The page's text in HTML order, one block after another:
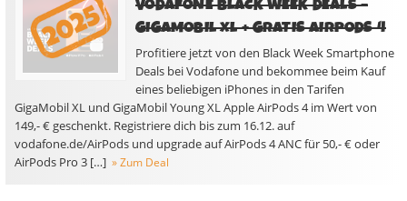
VODAFONE BLACK WEEK DEALS –
GIGAMOBIL XL + GRATIS AIRPODS 4
Profitiere jetzt von den Black Week Smartphone
Deals bei Vodafone und bekommee beim Kauf
eines beliebigen iPhones in den Tarifen
GigaMobil XL und GigaMobil Young XL Apple AirPods 4 im Wert von
149,- € geschenkt. Registriere dich bis zum 16.12. auf
vodafone.de/AirPods und upgrade auf AirPods 4 ANC für 50,- € oder
AirPods Pro 3 […] » Zum Deal